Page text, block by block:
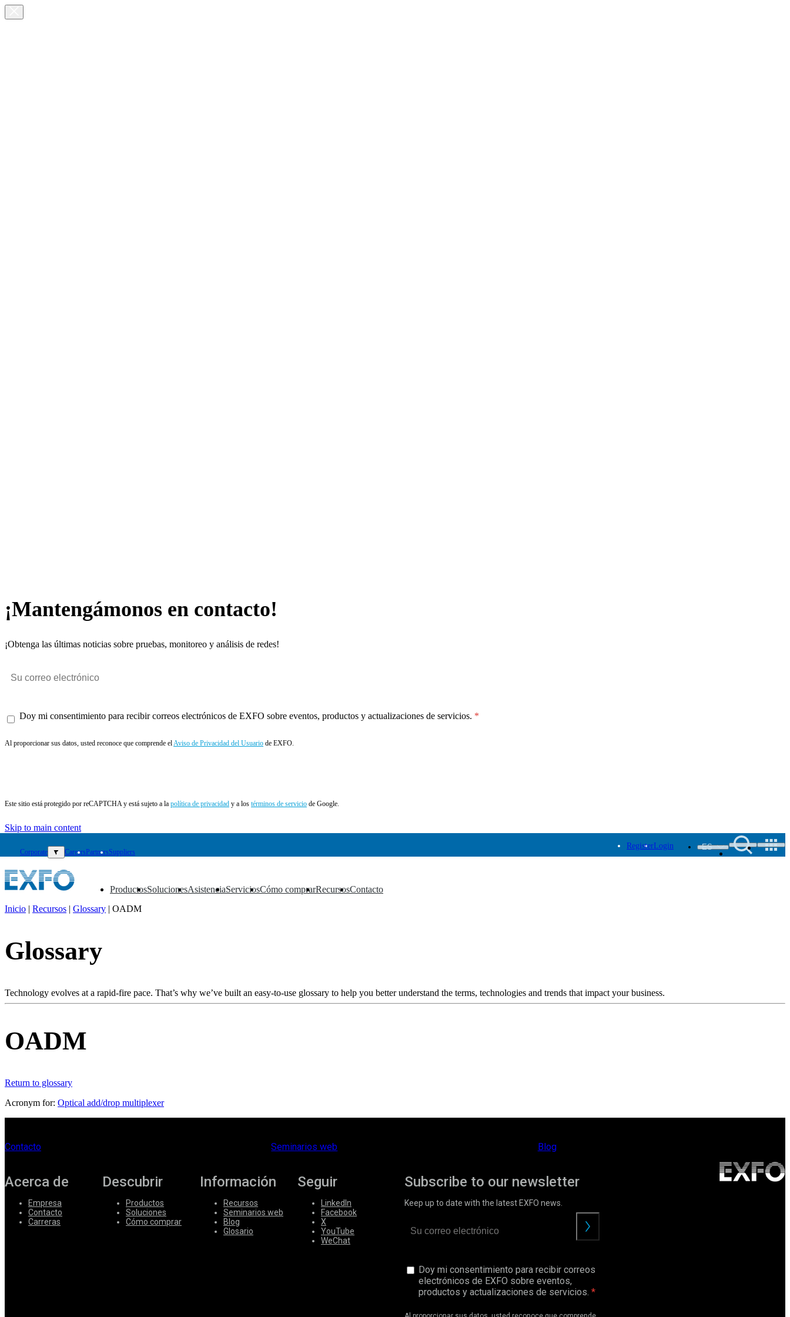
¡Mantengámonos en contacto!
¡Obtenga las últimas noticias sobre pruebas, monitoreo y análisis de redes!
Doy mi consentimiento para recibir correos electrónicos de EXFO sobre eventos, productos y actualizaciones de servicios.
Al proporcionar sus datos, usted reconoce que comprende elAviso de Privacidad del Usuario de EXFO.
Este sitio está protegido por reCAPTCHA y está sujeto a la política de privacidad y a los términos de servicio de Google.
Skip to main content
Corporate ▼ CareersPartnersSuppliers
RegisterLogin ES
Productos
▼ Soluciones
▼ Asistencia
▼ Servicios
▼ Cómo comprar
▼ Recursos
▼ Contacto
▼
Productos
Soluciones
Cómo
Contacto
Register Login
Corporate
Careers
Partners
Inicio | Recursos | Glossary | OADM
Glossary
Technology evolves at a rapid-fire pace. That’s why we’ve built an easy-to-use glossary to help you better understand the terms, technologies and trends that impact your business.
OADM
Return to glossary
Acronym for: Optical add/drop multiplexer
Contacto Seminarios web Blog
Acerca de
Empresa
Contacto
Carreras
Descubrir
Productos
Soluciones
Cómo comprar
Información
Recursos
Seminarios web
Blog
Glosario
Seguir
LinkedIn
Facebook
X
YouTube
WeChat
Subscribe to our newsletter
Keep up to date with the latest EXFO news.
Doy mi consentimiento para recibir correos
electrónicos de EXFO sobre eventos,
productos y actualizaciones de servicios.